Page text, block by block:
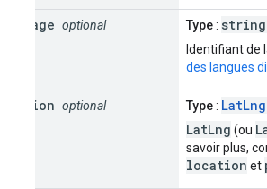
language optional Type: string
Identifiant de
des langues
location optional Type: LatLng
LatLng (ou
savoir plus,
location et